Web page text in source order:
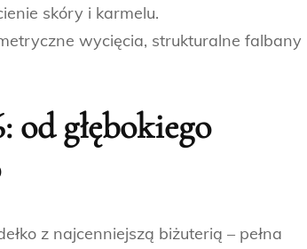
skóry i karmelu.
wycięcia, strukturalne falbany
od głębokiego
z najcenniejszą biżuterią – pełna